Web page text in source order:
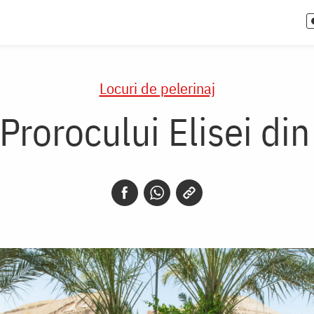
Locuri de pelerinaj
Elisei